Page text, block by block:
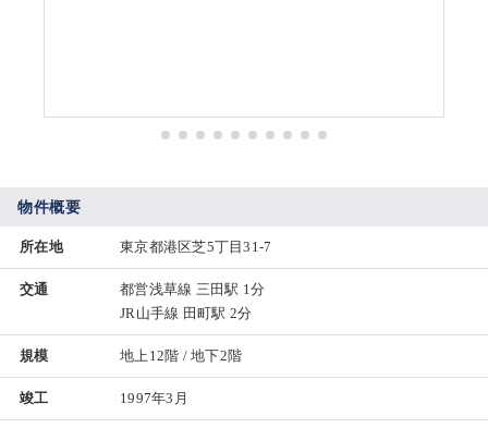
物件概要
所在地 東京都港区芝5丁目31-7
交通
都営浅草線 三田駅 1分
JR山手線 田町駅 2分
規模 地上12階 / 地下2階
竣工 1997年3月